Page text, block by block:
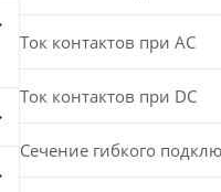
Ток контактов при АС
Ток контактов при DC
Сечение гибкого